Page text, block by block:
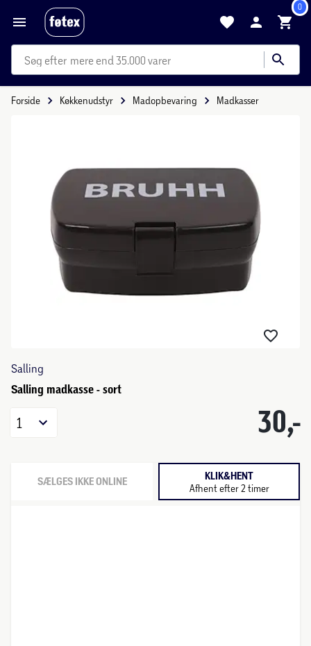
0
mere end 35.000 varer
Forside Køkkenudstyr Madopbevaring Madkasser
Salling
Salling madkasse - sort
30,-
1
SÆLGES IKKE ONLINE KLIK&HENT
Afhent efter 2 timer